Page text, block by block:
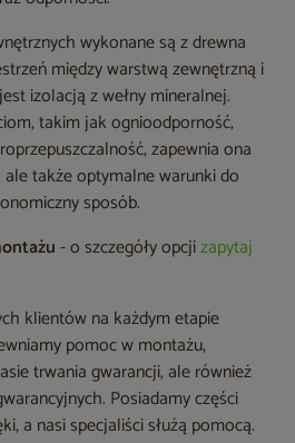
wykonane są z drewna
między warstwą zewnętrzną i
izolacją z wełny mineralnej.
takim jak ognioodporność,
zapewnia ona
także optymalne warunki do
sposób.
- o szczegóły opcjizapytaj
klientów na każdym etapie
pomoc w montażu,
trwania gwarancji, ale również
Posiadamy części
a nasi specjaliści służą pomocą.